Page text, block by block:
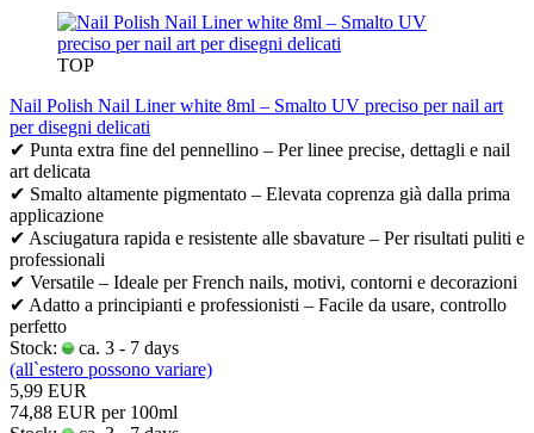
TOP
Nail Polish Nail Liner white 8ml – Smalto UV preciso per nail art
per disegni delicati
✔ Punta extra fine del pennellino – Per linee precise, dettagli e nail
art delicata
✔ Smalto altamente pigmentato – Elevata coprenza già dalla prima
applicazione
✔ Asciugatura rapida e resistente alle sbavature – Per risultati puliti e
professionali
✔ Versatile – Ideale per French nails, motivi, contorni e decorazioni
✔ Adatto a principianti e professionisti – Facile da usare, controllo
perfetto
Stock:
ca. 3 - 7 days
(all`estero possono variare)
5,99 EUR
74,88 EUR per 100ml